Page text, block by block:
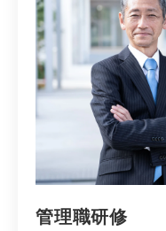
管理職研修